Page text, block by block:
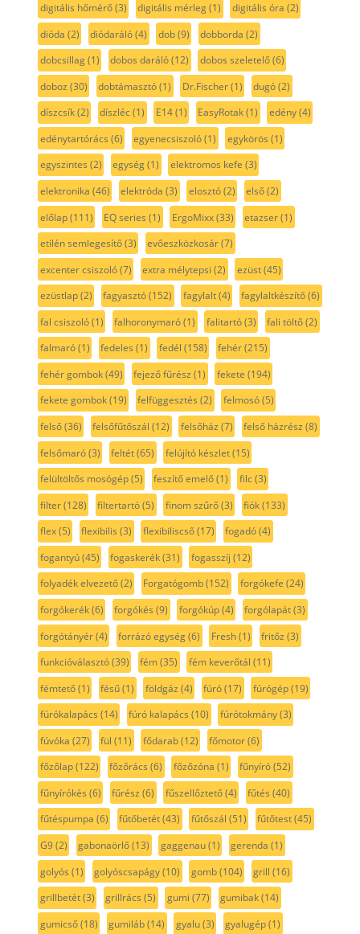
digitális hőmérő(3) digitális mérleg(1) digitális óra (2)
dióda (2) diódaráló(4) dob(9) dobborda (2)
dobcsillag(1) dobos daráló(12) dobos szeletelő(6)
doboz (30) dobtámasztó(1) Dr.Fischer(1) dugó(2)
díszcsík(2) díszléc(1) E14(1) EasyRotak(1) edény(4)
edénytartórács (6) egyenecsiszoló(1) egykörös (1)
egyszintes (2) egység(1) elektromos kefe (3)
elektronika (46) elektróda (3) elosztó(2) első(2)
előlap(111) EQ series (1) ErgoMixx(33) etazser(1)
etilén semlegesítő(3) evőeszközkosár(7)
excenter csiszoló(7) extra mélytepsi (2) ezüst(45)
ezüstlap(2) fagyasztó(152) fagylalt(4) fagylaltkészítő(6)
fal csiszoló(1) falhoronymaró(1) falitartó(3) fali töltő(2)
falmaró(1) fedeles (1) fedél (158) fehér(215)
fehér gombok(49) fejező fűrész (1) fekete (194)
fekete gombok(19) felfüggesztés (2) felmosó(5)
felső(36) felsőfűtőszál (12) felsőház (7) felső házrész (8)
felsőmaró(3) feltét(65) felújító készlet(15)
felültöltős mosógép(5) feszítő emelő(1) filc(3)
filter(128) filtertartó(5) finom szűrő(3) fiók(133)
flex(5) flexibilis (3) flexibiliscső(17) fogadó(4)
fogantyú(45) fogaskerék(31) fogasszíj (12)
folyadék elvezető(2) Forgatógomb(152) forgókefe (24)
forgókerék(6) forgókés (9) forgókúp(4) forgólapát(3)
forgótányér(4) forrázó egység(6) Fresh(1) fritőz (3)
funkcióválasztó(39) fém(35) fém keverőtál (11)
fémtető(1) fésű(1) földgáz (4) fúró(17) fúrógép(19)
fúrókalapács (14) fúró kalapács (10) fúrótokmány(3)
fúvóka (27) fül (11) fődarab(12) főmotor(6)
főzőlap(122) főzőrács (6) főzőzóna (1) fűnyíró(52)
fűnyírókés (6) fűrész (6) fűszellőztető(4) fűtés (40)
fűtéspumpa (6) fűtőbetét(43) fűtőszál (51) fűtőtest(45)
G9(2) gabonaörlő(13) gaggenau(1) gerenda (1)
golyós (1) golyóscsapágy(10) gomb(104) grill (16)
grillbetét(3) grillrács (5) gumi (77) gumibak(14)
gumicső(18) gumiláb(14) gyalu(3) gyalugép(1)